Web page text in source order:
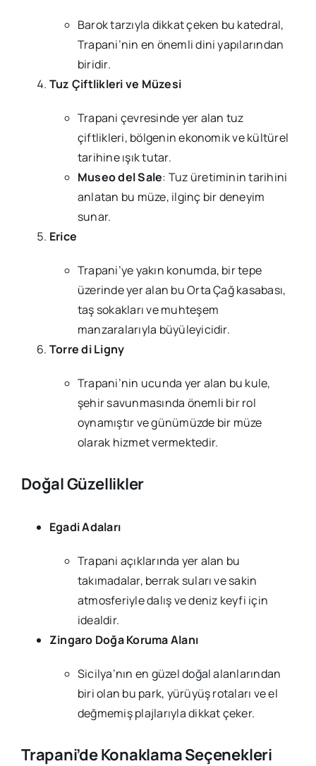
Barok tarzıyla dikkat çeken bu katedral,
Trapani’nin en önemli dini yapılarından
biridir.
Tuz Çiftlikleri ve Müzesi
Trapani çevresinde yer alan tuz
çiftlikleri, bölgenin ekonomik ve kültürel
tarihine ışık tutar.
Museo del Sale: Tuz üretiminin tarihini
anlatan bu müze, ilginç bir deneyim
sunar.
Erice
Trapani’ye yakın konumda, bir tepe
üzerinde yer alan bu Orta Çağ kasabası,
taş sokakları ve muhteşem
manzaralarıyla büyüleyicidir.
Torre di Ligny
Trapani’nin ucunda yer alan bu kule,
şehir savunmasında önemli bir rol
oynamıştır ve günümüzde bir müze
olarak hizmet vermektedir.
Doğal Güzellikler
Egadi Adaları
Trapani açıklarında yer alan bu
takımadalar, berrak suları ve sakin
atmosferiyle dalış ve deniz keyfi için
idealdir.
Zingaro Doğa Koruma Alanı
Sicilya’nın en güzel doğal alanlarından
biri olan bu park, yürüyüş rotaları ve el
değmemiş plajlarıyla dikkat çeker.
Trapani’de Konaklama Seçenekleri